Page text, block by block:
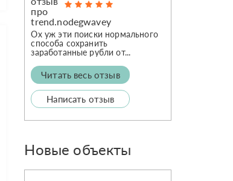
Ох уж эти поиски нормального
способа сохранить
заработанные рубли от...
Читать весь отзыв
Написать отзыв
Новые объекты